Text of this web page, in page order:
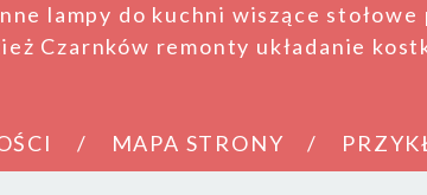
lampy do kuchni wiszące
Czarnków remonty układanie
MAPA STRONY